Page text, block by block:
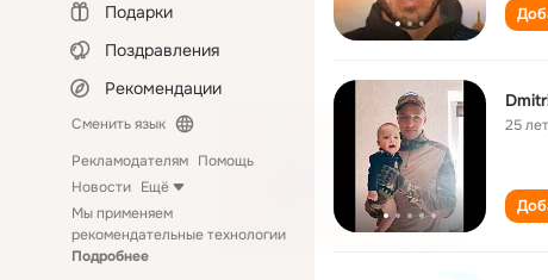
Подарки
Поздравления
Рекомендации
Сменить язык
Рекламодателям Помощь
Новости Ещё
Мы применяем
рекомендательные технологии
Подробнее
25 лет